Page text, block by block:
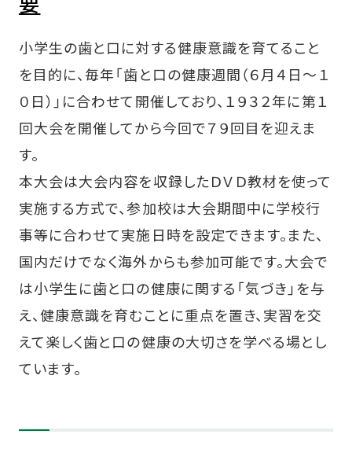
小学生の歯と口に対する健康意識を育てること
を目的に、毎年「歯と口の健康週間（６月４日～１
０日）」に合わせて開催しており、１９３２年に第１
回大会を開催してから今回で７９回目を迎えま
す。
本大会は大会内容を収録したＤＶＤ教材を使って
実施する方式で、参加校は大会期間中に学校行
事等に合わせて実施日時を設定できます。また、
国内だけでなく海外からも参加可能です。大会で
は小学生に歯と口の健康に関する「気づき」を与
え、健康意識を育むことに重点を置き、実習を交
えて楽しく歯と口の健康の大切さを学べる場とし
ています。